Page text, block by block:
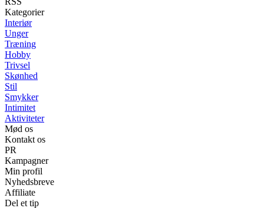
Kategorier
Interiør
Unger
Træning
Hobby
Trivsel
Skønhed
Stil
Smykker
Intimitet
Aktiviteter
Mød os
Kontakt os
PR
Kampagner
Min profil
Nyhedsbreve
Affiliate
Del et tip